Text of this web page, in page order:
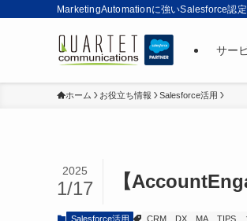
MarketingAutomationに強いSalesforce認
サー
ホーム お役立ち情報 Salesforce活用
【
2025
1/17
Salesforce活用 CRM DX MA TIPS